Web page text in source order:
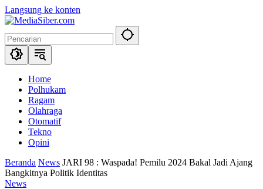
Langsung ke konten
Home
Polhukam
Ragam
Olahraga
Otomatif
Tekno
Opini
Beranda News JARI 98 : Waspada! Pemilu 2024 Bakal Jadi Ajang
Bangkitnya Politik Identitas
News